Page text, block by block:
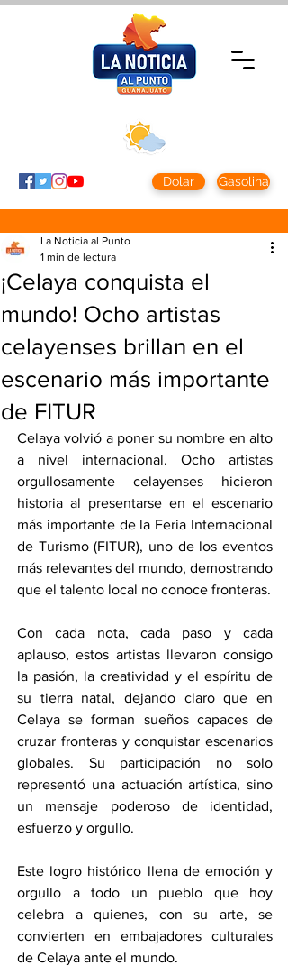
Dolar Gasolina
¡Celaya conquista el
mundo! Ocho artistas
celayenses brillan en el
escenario más importante
de FITUR
La Noticia al Punto
1 min de lectura
Celaya volvió a poner su nombre en alto
a nivel internacional. Ocho artistas
orgullosamente celayenses hicieron
historia al presentarse en el escenario
más importante de la Feria Internacional
de Turismo (FITUR), uno de los eventos
más relevantes del mundo, demostrando
que el talento local no conoce fronteras.
Con cada nota, cada paso y cada
aplauso, estos artistas llevaron consigo
la pasión, la creatividad y el espíritu de
su tierra natal, dejando claro que en
Celaya se forman sueños capaces de
cruzar fronteras y conquistar escenarios
globales. Su participación no solo
representó una actuación artística, sino
un mensaje poderoso de identidad,
esfuerzo y orgullo.
Este logro histórico llena de emoción y
orgullo a todo un pueblo que hoy
celebra a quienes, con su arte, se
convierten en embajadores culturales
de Celaya ante el mundo.